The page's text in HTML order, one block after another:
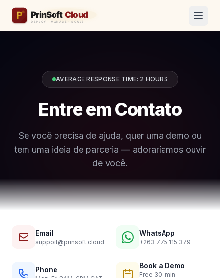
AVERAGE RESPONSE TIME: 2 HOURS
Entre em Contato
Se você precisa de ajuda, quer uma demo ou
tem uma ideia de parceria — adoraríamos ouvir
de você.
Email
support@prinsoft.cloud
WhatsApp
+263 775 115 379
Phone Book a Demo
Free 30-min